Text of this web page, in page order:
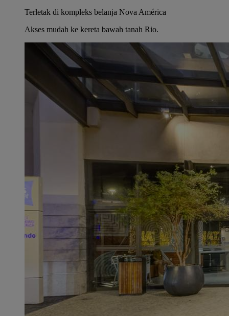
Terletak di kompleks belanja Nova América
Akses mudah ke kereta bawah tanah Rio.